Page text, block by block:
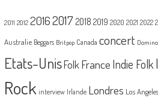
2011 2012 20162017 2018 2019 2020 2021 2022
Australie Beggars Britpop Canada concert
Etats-UnisFolk France Indie Folk
Rock interview Irlande Londres Los Angeles